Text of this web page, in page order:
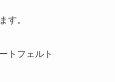
す。
トフェルト